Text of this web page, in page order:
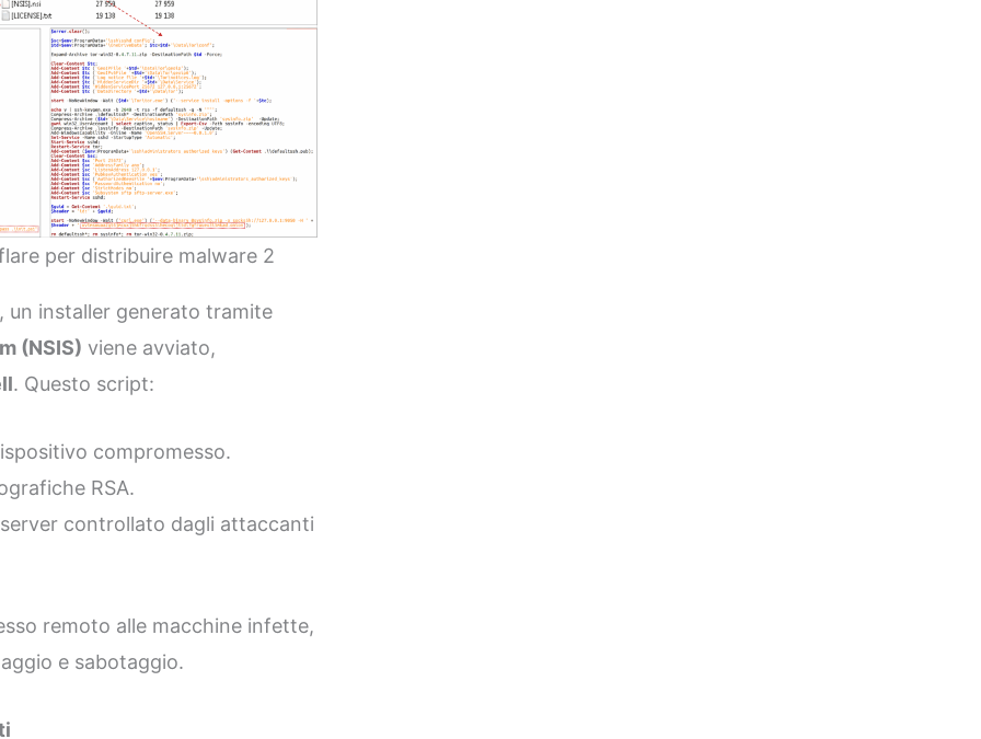
per distribuire malware 2
un installer generato tramite
(NSIS) viene avviato,
. Questo script:
compromesso.
RSA.
controllato dagli attaccanti
remoto alle macchine infette,
e sabotaggio.